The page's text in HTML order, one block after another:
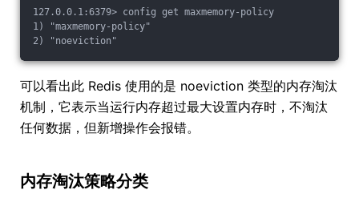
127.0.0.1:6379> config get maxmemory-policy
1) "maxmemory-policy"
2) "noeviction"
可以看出此 Redis 使用的是 noeviction 类型的内存淘汰
机制，它表示当运行内存超过最大设置内存时，不淘汰
任何数据，但新增操作会报错。
内存淘汰策略分类